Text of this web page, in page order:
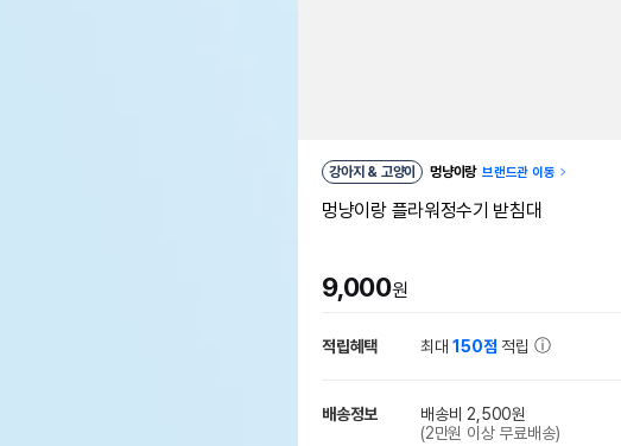
강아지 & 고양이 멍냥이랑 브랜드관 이동
멍냥이랑 플라워정수기 받침대
9,000원
적립혜택 최대150점 적립
배송정보
배송비 2,500원
(2만원 이상 무료배송)